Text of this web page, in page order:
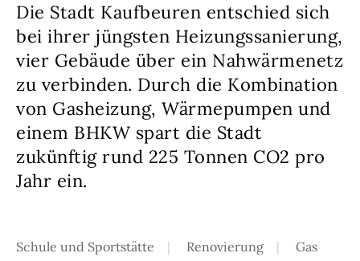
Die Stadt Kaufbeuren entschied sich
bei ihrer jüngsten Heizungssanierung,
vier Gebäude über ein Nahwärmenetz
zu verbinden. Durch die Kombination
von Gasheizung, Wärmepumpen und
einem BHKW spart die Stadt
zukünftig rund 225 Tonnen CO2 pro
Jahr ein.
Schule und Sportstätte Renovierung Gas